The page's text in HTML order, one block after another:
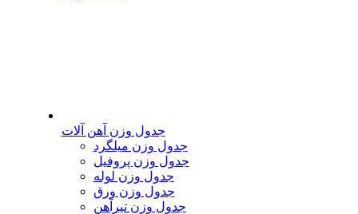
جدول وزن آهن آلات
جدول وزن میلگرد
جدول وزن پروفیل
جدول وزن لوله
جدول وزن ورق
جدول وزن تیرآهن